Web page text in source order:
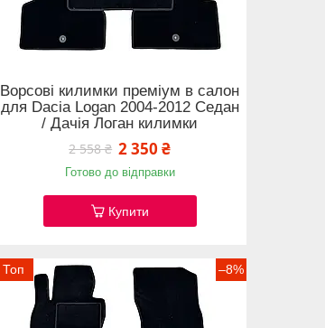
Ворсові килимки преміум в салон
для Dacia Logan 2004-2012 Седан
/ Дачія Логан килимки
2 558 ₴ 2 350 ₴
Готово до відправки
Купити
Топ –8%